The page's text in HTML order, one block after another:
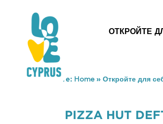
ОТКРОЙТЕ
You are here: Home» Откройте для
PIZZA HUT